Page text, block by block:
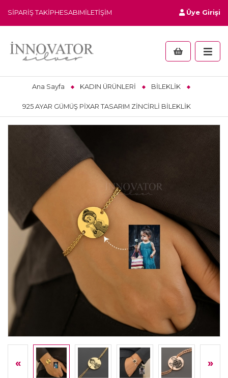
SIPARIŞ TAKIPHESABIMİLETIŞIM Üye Girişi
Ana Sayfa KADIN ÜRÜNLERİ BİLEKLİK
925 AYAR GÜMÜŞ PİXAR TASARIM ZİNCİRLİ BİLEKLİK
« »